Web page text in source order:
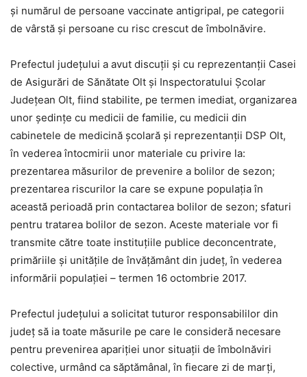
și numărul de persoane vaccinate antigripal, pe categorii
de vârstă și persoane cu risc crescut de îmbolnăvire.
Prefectul județului a avut discuții și cu reprezentanții Casei
de Asigurări de Sănătate Olt și Inspectoratului Școlar
Județean Olt, fiind stabilite, pe termen imediat, organizarea
unor ședințe cu medicii de familie, cu medicii din
cabinetele de medicină școlară și reprezentanții DSP Olt,
în vederea întocmirii unor materiale cu privire la:
prezentarea măsurilor de prevenire a bolilor de sezon;
prezentarea riscurilor la care se expune populația în
această perioadă prin contactarea bolilor de sezon; sfaturi
pentru tratarea bolilor de sezon. Aceste materiale vor fi
transmite către toate instituțiile publice deconcentrate,
primăriile și unitățile de învățământ din județ, în vederea
informării populației – termen 16 octombrie 2017.
Prefectul județului a solicitat tuturor responsabililor din
județ să ia toate măsurile pe care le consideră necesare
pentru prevenirea apariției unor situații de îmbolnăviri
colective, urmând ca săptămânal, în fiecare zi de marți,